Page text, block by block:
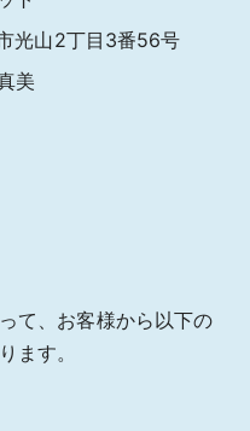
光山2丁目3番56号
美
て、お客様から以下の
ます。